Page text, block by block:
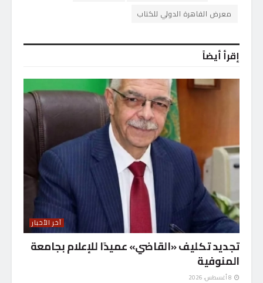
معرض القاهرة الدولي للكتاب
إقرأ أيضاً
آخر الأخبار
تجديد تكليف «القاضي» عميدًا للإعلام بجامعة
المنوفية